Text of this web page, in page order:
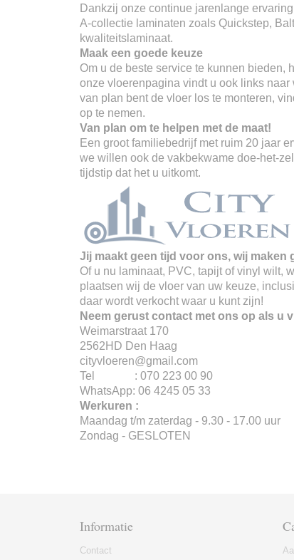
Dankzij onze continue jarenlange
A-collectie laminaten zoals Quickstep,
kwaliteitslaminaat.
Maak een goede keuze
Om u de beste service te kunnen bieden,
onze vloerenpagina vindt u ook links
van plan bent de vloer los te monteren,
op te nemen.
Van plan om te helpen met de maat!
Een groot familiebedrijf met ruim 20 jaar
we willen ook de vakbekwame doe-het-
tijdstip dat het u uitkomt.
Jij maakt geen tijd voor ons, wij maken
Of u nu laminaat, PVC, tapijt of vinyl wilt,
plaatsen wij de vloer van uw keuze,
daar wordt verkocht waar u kunt zijn!
Neem gerust contact met ons op als u
Weimarstraat 170
2562HD Den Haag
cityvloeren@gmail.com
Tel : 070 223 00 90
WhatsApp: 06 4245 05 33
Werkuren :
Maandag t/m zaterdag - 9.30 - 17.00 uur
Zondag - GESLOTEN
Informatie
Contact